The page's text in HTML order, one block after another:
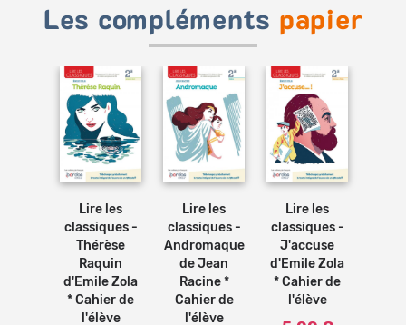
Les compléments papier
Ajouter
au
Lire les
classiques -
Thérèse
Raquin
d'Emile Zola
* Cahier de
l'élève
Ajouter
au
Lire les
classiques -
Andromaque
de Jean
Racine *
Cahier de
l'élève
Ajouter
au
Lire les
classiques -
J'accuse
d'Emile Zola
* Cahier de
l'élève